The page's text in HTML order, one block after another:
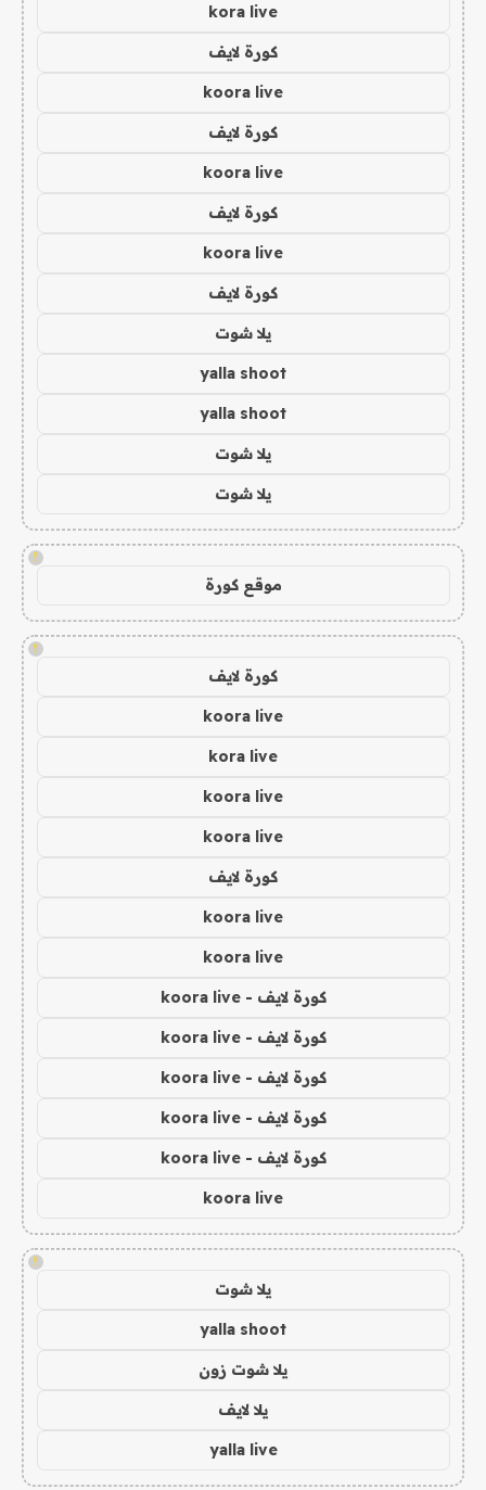
kora live
كورة لايف
koora live
كورة لايف
koora live
كورة لايف
koora live
كورة لايف
يلا شوت
yalla shoot
yalla shoot
يلا شوت
يلا شوت
!
موقع كورة
!
كورة لايف
koora live
kora live
koora live
koora live
كورة لايف
koora live
koora live
كورة لايف - koora live
كورة لايف - koora live
كورة لايف - koora live
كورة لايف - koora live
كورة لايف - koora live
koora live
!
يلا شوت
yalla shoot
يلا شوت زون
يلا لايف
yalla live